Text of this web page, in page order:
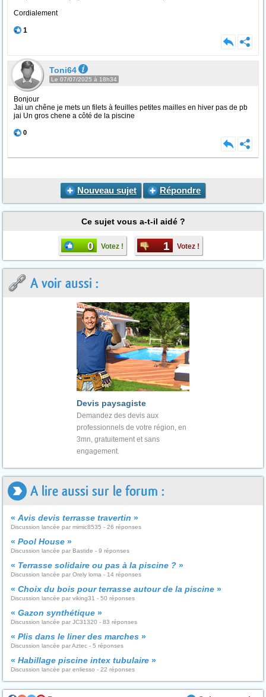
Cordialement
1
Toni64
Le 07/07/2025 à 18h34
Bonjour
Jai un chêne je mets un filets à feuilles petites mailles en hiver pas de pb
jai Un gros chene a côté de la piscine
0
Nouveau sujet Répondre
Ce sujet vous a-t-il aidé ?
0 Votez ! 1 Votez !
A voir aussi :
Devis paysagiste
Demandez des devis aux
professionnels de votre région, en
3mn, gratuitement et sans
engagement.
A lire aussi sur le forum :
« Avis devis terrasse travertin »
Discussion lancée par mimic8535 - 26 réponses
« Pool House »
Discussion lancée par Bastide - 9 réponses
« Terrasse solidaire ou pas à la piscine ? »
Discussion lancée par Orely loma - 14 réponses
« Choix du bois pour terrasse autour de la piscine »
Discussion lancée par viking31 - 50 réponses
« Gazon synthétique »
Discussion lancée par JC31320 - 83 réponses
« Plis dans le liner des marches »
Discussion lancée par Aztec - 5 réponses
« Habillage piscine intex tubulaire »
Discussion lancée par enliesso - 22 réponses